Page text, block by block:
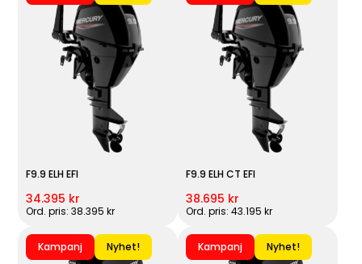
F9.9 ELH EFI
34.395 kr
Ord. pris: 38.395 kr
F9.9 ELH CT EFI
38.695 kr
Ord. pris: 43.195 kr
Kampanj Nyhet! Kampanj Nyhet!